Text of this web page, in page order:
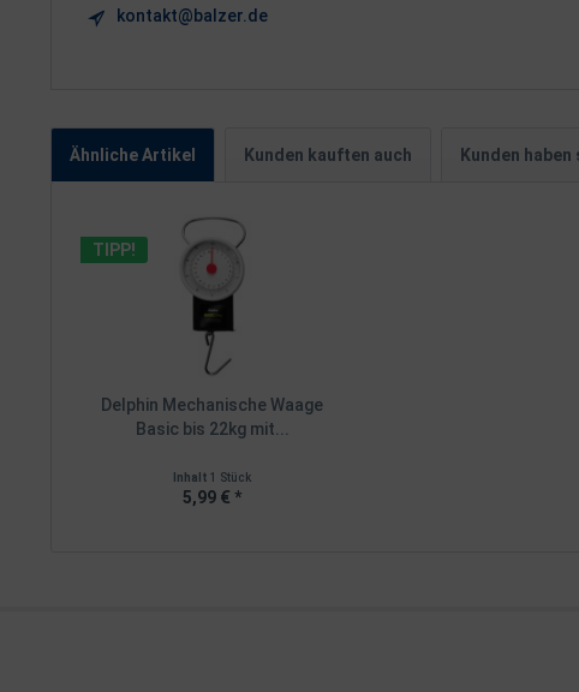
kontakt@balzer.de
Ähnliche Artikel Kunden kauften auch Kunden
TIPP!
Delphin Mechanische Waage
Basic bis 22kg mit...
Inhalt1 Stück
5,99 € *